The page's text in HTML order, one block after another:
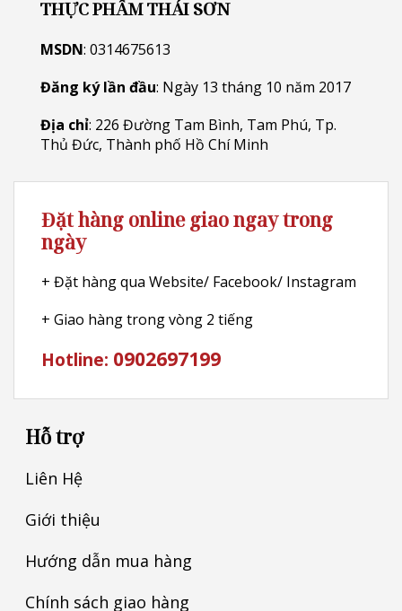
THỰC PHẨM THÁI SƠN
MSDN: 0314675613
Đăng ký lần đầu: Ngày 13 tháng 10 năm 2017
Địa chỉ: 226 Đường Tam Bình, Tam Phú, Tp.
Thủ Đức, Thành phố Hồ Chí Minh
Đặt hàng online giao ngay trong
ngày
+ Đặt hàng qua Website/ Facebook/ Instagram
+ Giao hàng trong vòng 2 tiếng
Hotline: 0902697199
Hỗ trợ
Liên Hệ
Giới thiệu
Hướng dẫn mua hàng
Chính sách giao hàng